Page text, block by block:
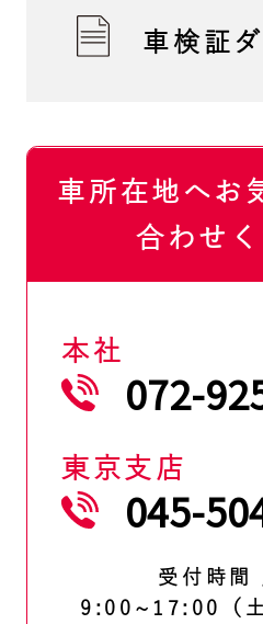
車検証
車所在地へお
合わせ
本社
072-
東京支店
045-
受付時間
9:00~17:00（